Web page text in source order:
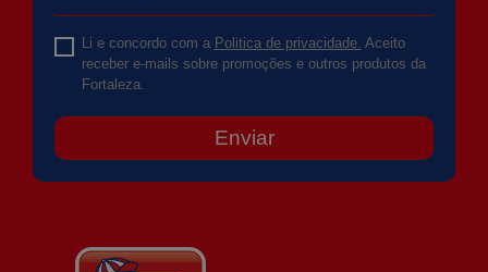
Li e concordo com a Politica de privacidade. Aceito
receber e-mails sobre promoções e outros produtos da
Fortaleza.
Enviar